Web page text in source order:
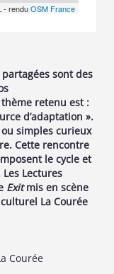
- renduOSM France
sont des
retenu est :
d’adaptation ».
simples curieux
Cette rencontre
le cycle et
Lectures
Exitmis en scène
La Courée
Courée